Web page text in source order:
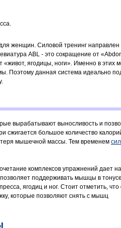
женщин. Силовой тренинг направлен
ABL - это сокращение от
«живот, ягодицы, ноги». Именно в этих
Поэтому данная система идеально
вырабатывают выносливость и
сжигается большое количество
мышечной массы. Тем временем
комплексов упражнений дает
поддерживать мышцы в
ягодиц и ног. Стоит отметить, что
которые позволяют снять с мышц